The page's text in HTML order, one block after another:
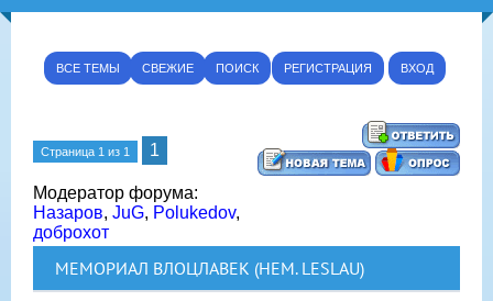
ВСЕ ТЕМЫ СВЕЖИЕ ПОИСК РЕГИСТРАЦИЯ ВХОД
Страница 1 из 1 1
Модератор форума:
Назаров, JuG, Polukedov,
доброхот
МЕМОРИАЛ ВЛОЦЛАВЕК (НЕМ. LESLAU)